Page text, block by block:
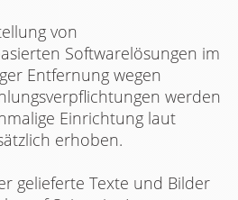
von
Softwarelösungen im
Entfernung wegen
werden
Einrichtung laut
erhoben.
gelieferte Texte und Bilder